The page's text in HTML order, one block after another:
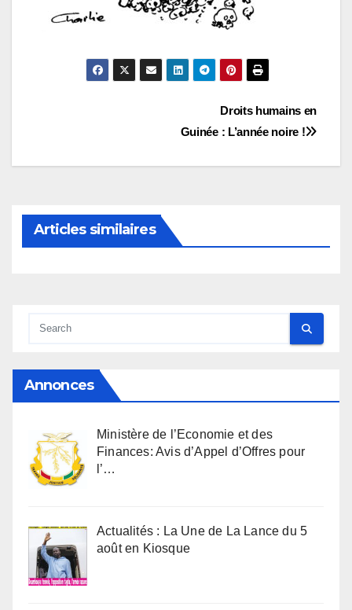
Droits humains en
Guinée : L’année noire !
Articles similaires
Annonces
Ministère de l’Economie et des
Finances: Avis d’Appel d’Offres pour
l’…
Actualités : La Une de La Lance du 5
août en Kiosque